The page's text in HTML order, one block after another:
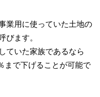
業用に使っていた土地の
びます。
ていた家族であるなら
まで下げることが可能で